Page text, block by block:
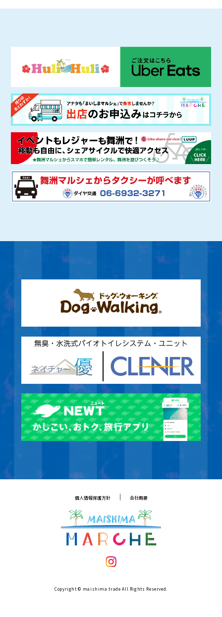
個人情報保護方針｜ 会社概要
Copyright © maishima.trade All Rights Reserved.